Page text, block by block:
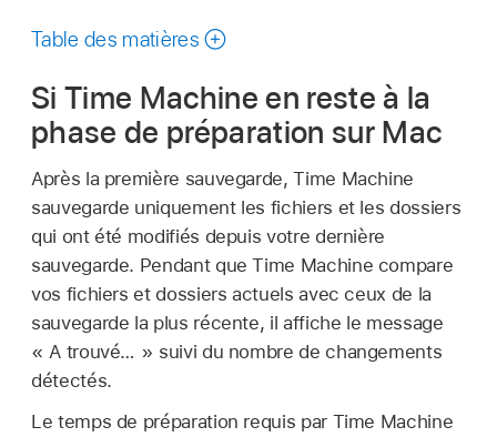
ce
Table des matières
Si Time Machine en reste à la
phase de préparation sur Mac
Après la première sauvegarde, Time Machine
sauvegarde uniquement les fichiers et les dossiers
qui ont été modifiés depuis votre dernière
sauvegarde. Pendant que Time Machine compare
vos fichiers et dossiers actuels avec ceux de la
sauvegarde la plus récente, il affiche le message
« A trouvé… » suivi du nombre de changements
détectés.
Le temps de préparation requis par Time Machine